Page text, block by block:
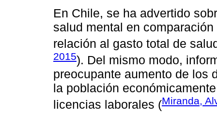
En Chile, se ha advertido
salud mental en
relación al gasto total de
2015). Del mismo modo,
preocupante aumento de los
la población
licencias laborales (Miranda,